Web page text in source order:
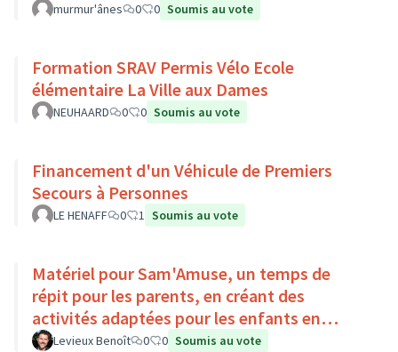
murmur'ânes 0 0 Soumis au vote
Formation SRAV Permis Vélo Ecole
élémentaire La Ville aux Dames
NEUHAARD 0 0 Soumis au vote
Financement d'un Véhicule de Premiers
Secours à Personnes
LE HENAFF 0 1 Soumis au vote
Matériel pour Sam'Amuse, un temps de
répit pour les parents, en créant des
activités adaptées pour les enfants en
situation de handicap
Levieux Benoît 0 0 Soumis au vote